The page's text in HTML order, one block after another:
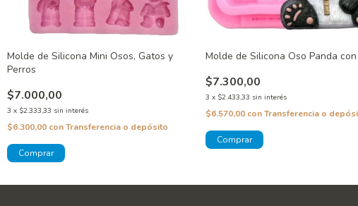
Molde de Silicona Mini Osos, Gatos y
Perros
$7.000,00
3 x $2.333,33 sin interés
$6.300,00 conTransferencia o depósito
Molde de Silicona Oso Panda
$7.300,00
3 x $2.433,33 sin interés
$6.570,00 conTransferencia o